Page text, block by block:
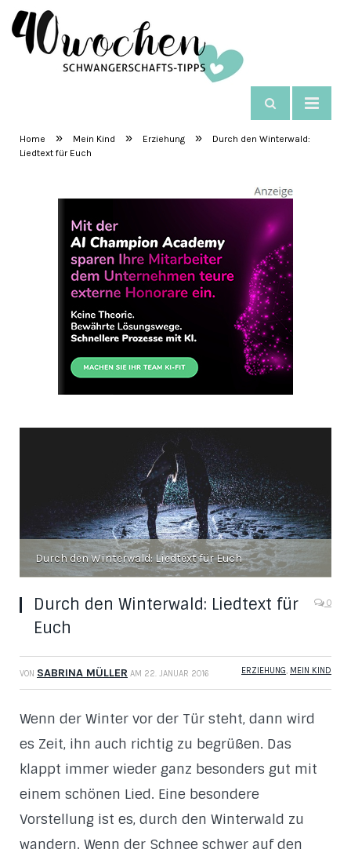
SchwangerschaftsTipps
Home » Mein Kind » Erziehung »
Durch den Winterwald:
Liedtext für Euch
Durch den Winterwald: Liedtext für Euch
Durch den Winterwald: Liedtext für
Euch
0
VON SABRINA MÜLLER AM 22. JANUAR 2016 ERZIEHUNG, MEIN KIND
Wenn der Winter vor der Tür steht, dann wird
es Zeit, ihn auch richtig zu begrüßen. Das
klappt immer wieder ganz besonders gut mit
einem schönen Lied. Eine besondere
Vorstellung ist es, durch den Winterwald zu
wandern. Wenn der Schnee schwer auf den